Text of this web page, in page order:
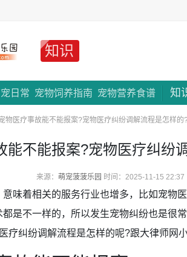
知识
日常 宠物饲养指南 宠物营养食谱 知
物医疗事故能不能报案?宠物医疗纠纷调解流程是怎样的
能不能报案?宠物医疗纠纷
来源： 萌宠菠菠乐园 时间：2025-11-15 22:37
味着相关的服务行业也增多，比如宠物
是不一样的，所以发生宠物纠纷也是很
疗纠纷调解流程是怎样的呢?跟大律师网